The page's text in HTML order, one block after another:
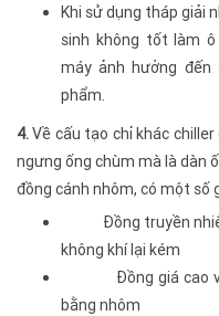
Khi sử dụng tháp giải
sinh không tốt làm
máy ảnh hưởng
phẩm.
4.Về cấu tạo chỉ khác
ngưng ống chùm mà là dàn
đồng cánh nhôm, có một số
Đồng truyền nhiệt
không khí lại kém
Đồng giá cao và
bằng nhôm